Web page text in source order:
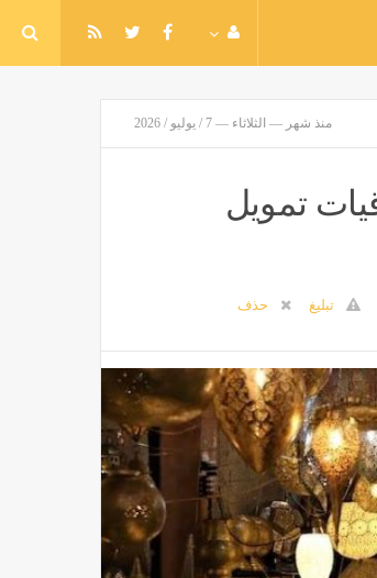
منذ شهر — الثلاثاء — 7 / يوليو / 2026
تمويل
تبليغ حذف